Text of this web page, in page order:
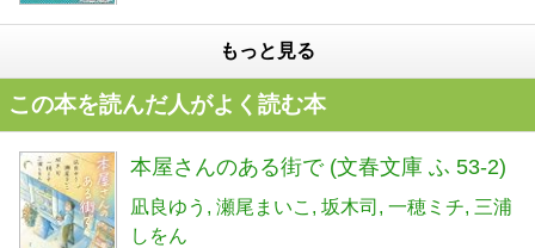
もっと見る
この本を読んだ人がよく読む本
本屋さんのある街で (文春文庫 ふ 53-2)
凪良ゆう 瀬尾まいこ 坂木司 一穂ミチ 三浦
しをん